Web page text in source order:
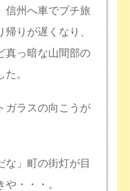
信州へ車でプチ旅
りが遅くなり、
真っ暗な山間部の
。
ガラスの向こうが
な」町の街灯が目
・・・。